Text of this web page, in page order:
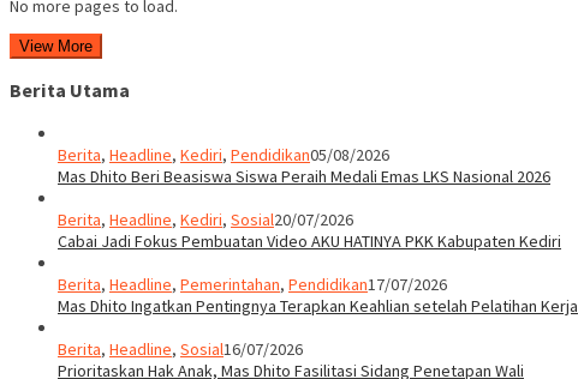
No more pages to load.
View More
Berita Utama
Berita, Headline, Kediri, Pendidikan05/08/2026
Mas Dhito Beri Beasiswa Siswa Peraih Medali Emas LKS Nasional 2026
Berita, Headline, Kediri, Sosial20/07/2026
Cabai Jadi Fokus Pembuatan Video AKU HATINYA PKK Kabupaten Kediri
Berita, Headline, Pemerintahan, Pendidikan17/07/2026
Mas Dhito Ingatkan Pentingnya Terapkan Keahlian setelah Pelatihan Kerja
Berita, Headline, Sosial16/07/2026
Prioritaskan Hak Anak, Mas Dhito Fasilitasi Sidang Penetapan Wali